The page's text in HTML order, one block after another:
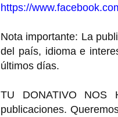
https://
Nota importante: La
del país, idioma e
últimos días.
TU DONATIVO NOS
publicaciones.